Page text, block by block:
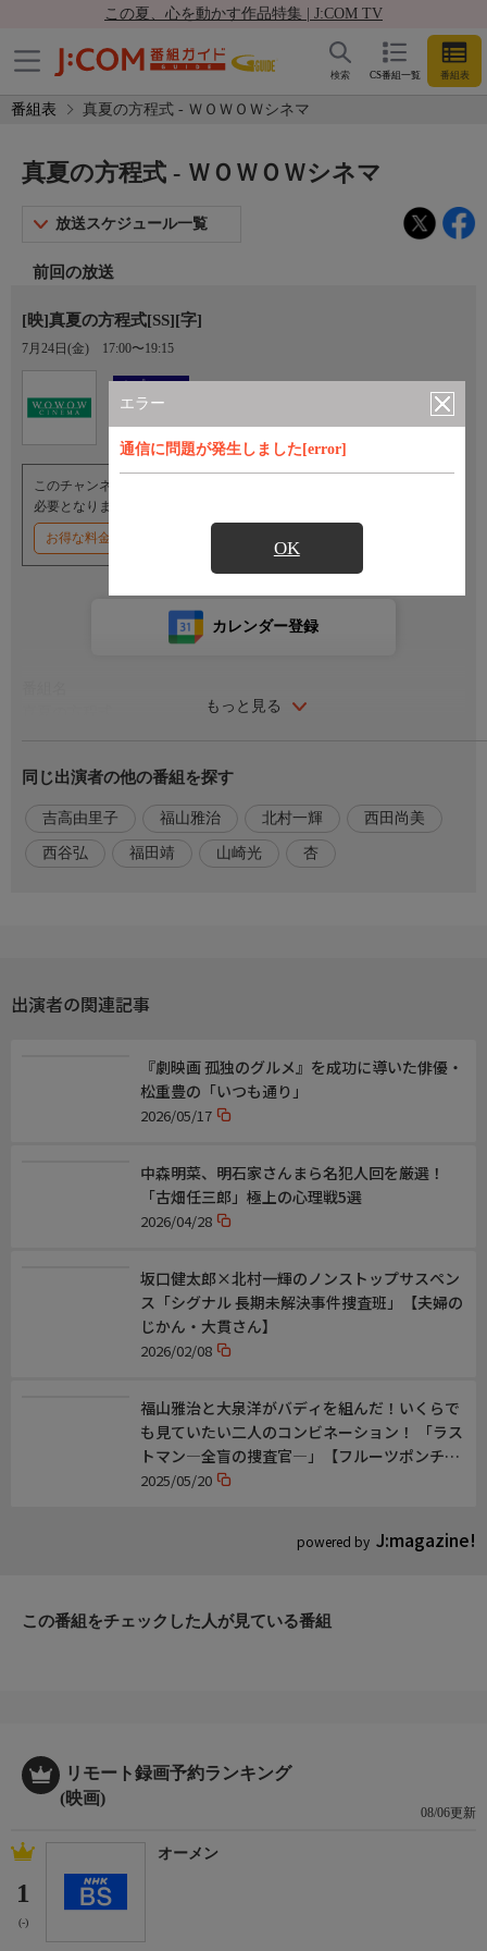
この夏、心を動かす作品特集 | J:COM TV
CS番組一覧 番組表
検索
番組表 真夏の方程式 - ＷＯＷＯＷシネマ
エラー
通信に問題が発生しました[error]
OK
真夏の方程式 - ＷＯＷＯＷシネマ
放送スケジュール一覧
前回の放送
[映]真夏の方程式[SS][字]
7月24日(金) 17:00〜19:15
オプション
Ch.193
ＷＯＷＯＷシネマ
このチャンネルのご視聴には、オプションチャンネル(有料)のご契約が
必要となります。
お得な料金割引キャンペーン実施中
もっと見る
カレンダー登録
物理学者の湯川は美しい自然が海に残る玻璃ヶ浦の海底鉱物資源
開発計画の説明会に招かれ、旅館“緑岩荘”に滞在する。彼は親の
都合で夏休みを伯母一家が経営する旅館で過ごすことになった少
年・恭平と出会う。翌朝、堤防下の岩場で男性の変死体が発見さ
(2013年 日本)
【出演】福山雅治、吉高由里子、北村一輝、杏、山崎光、西田尚
同じ出演者の他の番組を探す
吉高由里子 福山雅治 北村一輝 西田尚美
西谷弘 福田靖 山崎光 杏
出演者の関連記事
powered by J:magazine!
『劇映画 孤独のグルメ』を成功に導いた俳優・
松重豊の「いつも通り」
2026/05/17
中森明菜、明石家さんまら名犯人回を厳選！
「古畑任三郎」極上の心理戦5選
2026/04/28
坂口健太郎×北村一輝のノンストップサスペン
ス「シグナル 長期未解決事件捜査班」【夫婦の
じかん・大貫さん】
2026/02/08
福山雅治と大泉洋がバディを組んだ！いくらで
も見ていたい二人のコンビネーション！ 「ラス
トマン―全盲の捜査官―」【フルーツポンチ・
村上健志】
2025/05/20
この番組をチェックした人が見ている番組
リモート録画予約ランキング
(映画)
08/06更新
1
(-)
オーメン